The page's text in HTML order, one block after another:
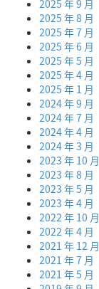
2025 年 9 月
2025 年 8 月
2025 年 7 月
2025 年 6 月
2025 年 5 月
2025 年 4 月
2025 年 1 月
2024 年 9 月
2024 年 7 月
2024 年 4 月
2024 年 3 月
2023 年 10 月
2023 年 8 月
2023 年 5 月
2023 年 4 月
2022 年 10 月
2022 年 4 月
2021 年 12 月
2021 年 7 月
2021 年 5 月